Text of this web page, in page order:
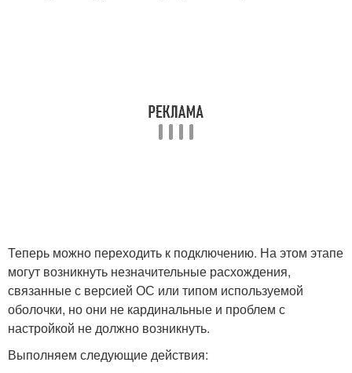
Теперь можно переходить к подключению. На этом этапе
могут возникнуть незначительные расхождения,
связанные с версией ОС или типом используемой
оболочки, но они не кардинальные и проблем с
настройкой не должно возникнуть.
Выполняем следующие действия: